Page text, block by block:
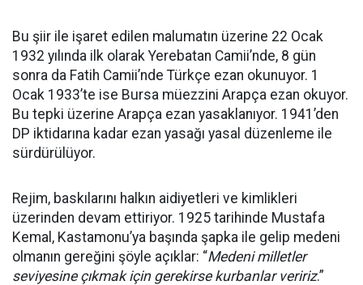
Bu şiir ile işaret edilen malumatın üzerine 22 Ocak
1932 yılında ilk olarak Yerebatan Camii’nde, 8 gün
sonra da Fatih Camii’nde Türkçe ezan okunuyor. 1
Ocak 1933’te ise Bursa müezzini Arapça ezan okuyor.
Bu tepki üzerine Arapça ezan yasaklanıyor. 1941’den
DP iktidarına kadar ezan yasağı yasal düzenleme ile
sürdürülüyor.
Rejim, baskılarını halkın aidiyetleri ve kimlikleri
üzerinden devam ettiriyor. 1925 tarihinde Mustafa
Kemal, Kastamonu’ya başında şapka ile gelip medeni
olmanın gereğini şöyle açıklar: “Medeni milletler
seviyesine çıkmak için gerekirse kurbanlar veririz.”